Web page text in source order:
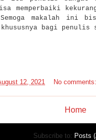
memperbaiki
makalah ini
khususnya bagi
12, 2021 No comments:
Home
Subscribe to: Posts